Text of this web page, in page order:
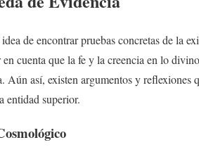
de encontrar pruebas concretas de la
cuenta que la fe y la creencia en lo
Aún así, existen argumentos y
entidad superior.